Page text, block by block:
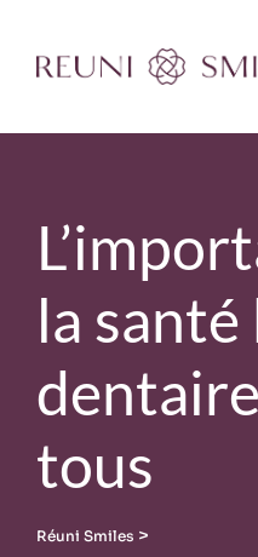
content
la
tous
Réuni Smiles >